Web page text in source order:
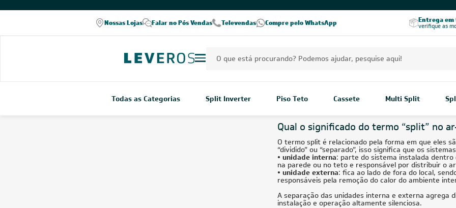
Nossas Lojas Falar no Pós Vendas Televendas Compre pelo WhatsApp
Excelência no RA
Excelência no Reclame Aqui Seja parceiro Leveros Entrega em
verifique as
Todas as Categorias Split Inverter Piso Teto Cassete Multi Split
Qual o significado do termo “split” no
O termo split é relacionado pela forma em que eles
“dividido” ou “separado”, isso significa que os
• unidade interna: parte do sistema instalada
na parede ou no teto e responsável por distribuir o
• unidade externa: fica ao lado de fora do local,
responsáveis pela remoção do calor do ambiente
A separação das unidades interna e externa agrega
instalação e operação altamente silenciosa.